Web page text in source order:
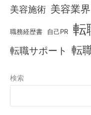
美容施術 美容業界
職務経歴書 自己PR 転
転職サポート 転
検索